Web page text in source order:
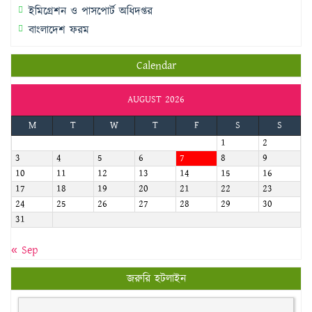
ইমিগ্রেশন ও পাসপোর্ট অধিদপ্তর
বাংলাদেশ ফরম
Calendar
AUGUST 2026
M
T W T F S
S
1
2
3
4 5 6 7 8
9
10
11 12 13 14 15
16
17
18 19 20 21 22
23
24
25 26 27 28 29
30
31
« Sep
জরুরি হটলাইন